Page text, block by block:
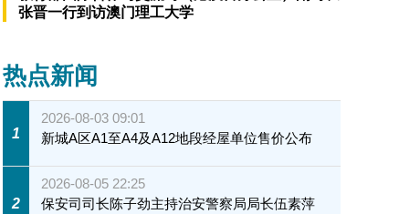
张晋一行到访澳门理工大学
热点新闻
1
2026-08-03 09:01
新城A区A1至A4及A12地段经屋单位售价公布
2
2026-08-05 22:25
保安司司长陈子劲主持治安警察局局长伍素萍